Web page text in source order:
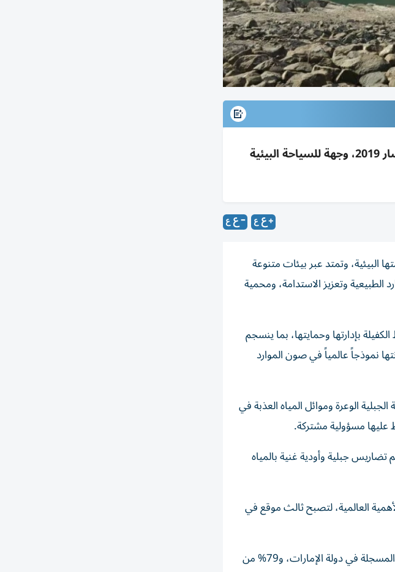
محمية حتا الجبلية بدبي: تنوع بيولوجي نادر وموائل جبلية ومياه عذبة، مدرجة برامسار 2019، وجهة للسياحة البيئية
البيئية، وتمتد عبر بيئات متنوعة
الطبيعية وتعزيز الاستدامة، ومحمية
بإدارتها وحمايتها، بما ينسجم
نموذجاً عالمياً في صون الموارد
الوعرة وموائل المياه العذبة في
عليها مسؤولية مشتركة.
دبي، وتضم تضاريس جبلية وأودية غنية بالمياه
الرطبة» ذات الأهمية العالمية، لتصبح ثالث موقع في
وتكشف مؤشرات التنوع البيولوجي فيها، ثراءً طبيعياً لافتاً، إذ تضم 19% من إجمالي أنواع النباتات المسجلة في دولة الإمارات، و79% من